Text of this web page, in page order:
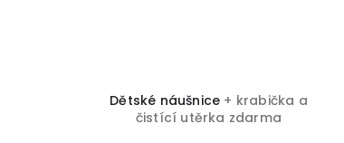
Dětské náušnice + krabička a
čistící utěrka zdarma